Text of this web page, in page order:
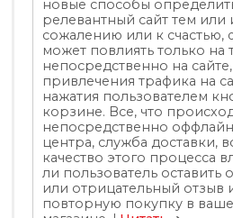
новые способы
релевантный сайт тем
сожалению или к счастью,
может повлиять только на
непосредственно на
привлечения трафика на
нажатия пользователем
корзине. Все, что
непосредственно
центра, служба доставки,
качество этого процесса
ли пользователь оставить
или отрицательный отзыв
повторную покупку в